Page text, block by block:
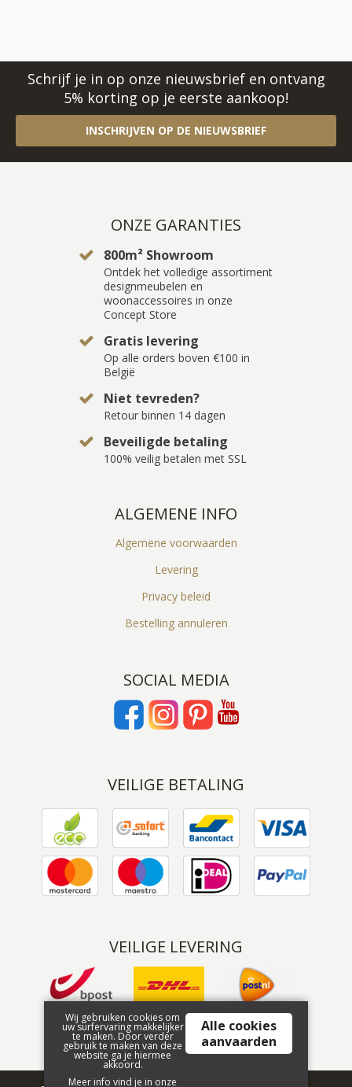
Schrijf je in op onze nieuwsbrief en ontvang
5% korting op je eerste aankoop!
INSCHRIJVEN OP DE NIEUWSBRIEF
ONZE GARANTIES
800m² Showroom
Ontdek het volledige assortiment
designmeubelen en
woonaccessoires in onze
Concept Store
Gratis levering
Op alle orders boven €100 in
België
Niet tevreden?
Retour binnen 14 dagen
Beveiligde betaling
100% veilig betalen met SSL
ALGEMENE INFO
Algemene voorwaarden
Levering
Privacy beleid
Bestelling annuleren
SOCIAL MEDIA
VEILIGE BETALING
VEILIGE LEVERING
Wij gebruiken cookies om
uw surfervaring makkelijker
te maken. Door verder
gebruik te maken van deze
website ga je hiermee
akkoord.
Meer info vind je in onze
Alle cookies
aanvaarden